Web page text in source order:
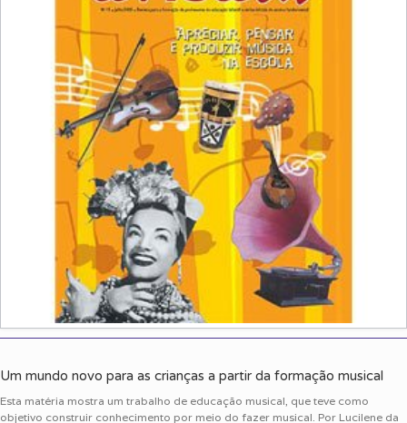
Um mundo novo para as crianças a partir da formação musical
Esta matéria mostra um trabalho de educação musical, que teve como
objetivo construir conhecimento por meio do fazer musical. Por Lucilene da